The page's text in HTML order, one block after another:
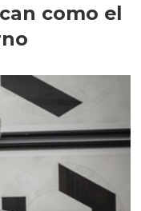
como el